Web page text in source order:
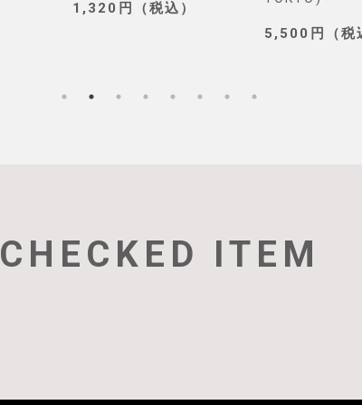
1,320円（税込）
5,500円（税
CHECKED ITEM